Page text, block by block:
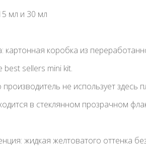
мл и 30 мл
картонная коробка из
best sellers mini kit.
производитель не использует
в стеклянном прозрачном
жидкая желтоватого оттенка